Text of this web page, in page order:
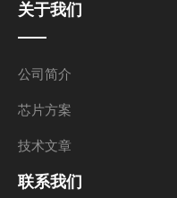
关于我们
公司简介
芯片方案
技术文章
联系我们